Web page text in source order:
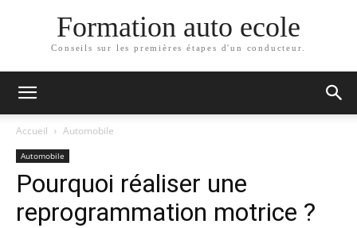
Formation auto ecole
Conseils sur les premières étapes d'un conducteur.
Accueil Automobile
Automobile
Pourquoi réaliser une
reprogrammation motrice ?